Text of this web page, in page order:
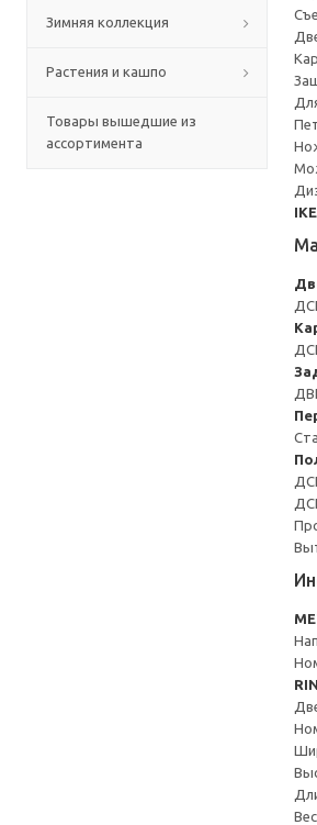
Зимняя коллекция
Растения и кашпо
Товары вышедшие из
ассортимента